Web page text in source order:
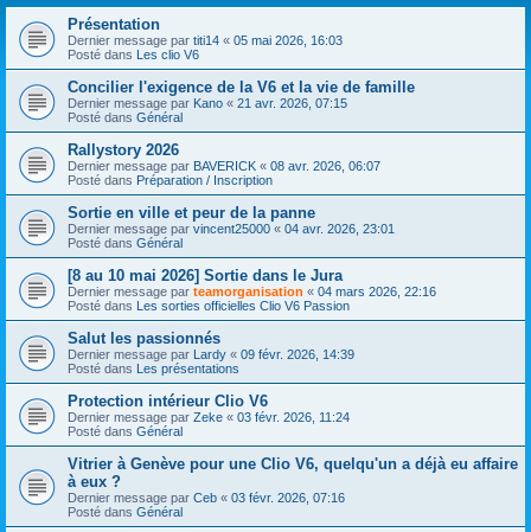
Présentation
Dernier message par titi14 « 05 mai 2026, 16:03
Posté dans Les clio V6
Concilier l'exigence de la V6 et la vie de famille
Dernier message par Kano « 21 avr. 2026, 07:15
Posté dans Général
Rallystory 2026
Dernier message par BAVERICK « 08 avr. 2026, 06:07
Posté dans Préparation / Inscription
Sortie en ville et peur de la panne
Dernier message par vincent25000 « 04 avr. 2026, 23:01
Posté dans Général
[8 au 10 mai 2026] Sortie dans le Jura
Dernier message par teamorganisation « 04 mars 2026, 22:16
Posté dans Les sorties officielles Clio V6 Passion
Salut les passionnés
Dernier message par Lardy « 09 févr. 2026, 14:39
Posté dans Les présentations
Protection intérieur Clio V6
Dernier message par Zeke « 03 févr. 2026, 11:24
Posté dans Général
Vitrier à Genève pour une Clio V6, quelqu'un a déjà eu affaire
à eux ?
Dernier message par Ceb « 03 févr. 2026, 07:16
Posté dans Général